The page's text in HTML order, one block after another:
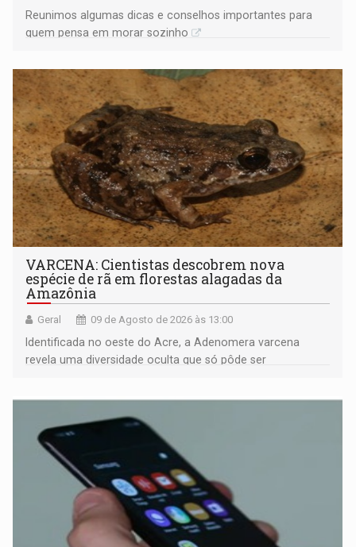
Reunimos algumas dicas e conselhos importantes para
quem pensa em morar sozinho
VARCENA: Cientistas descobrem nova
espécie de rã em florestas alagadas da
Amazônia
Geral 09 de Agosto de 2026 às 13:00
Identificada no oeste do Acre, a Adenomera varcena
revela uma diversidade oculta que só pôde ser